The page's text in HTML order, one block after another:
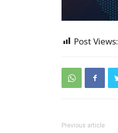
Post Views:
Previous article